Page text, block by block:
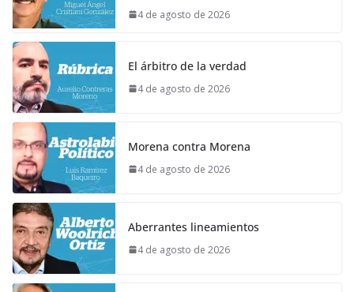
4 de agosto de 2026
El árbitro de la verdad
4 de agosto de 2026
Morena contra Morena
4 de agosto de 2026
Aberrantes lineamientos
4 de agosto de 2026